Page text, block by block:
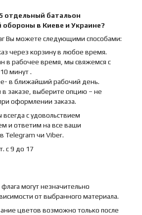
отдельный батальон
обороны в Киеве и Украине?
Вы можете следующими способами:
через корзину в любое время.
в рабочее время, мы свяжемся с
минут .
в ближайший рабочий день.
в заказе, выберите опцию – не
оформлении заказа.
с удовольствием
и ответим на все ваши
Telegram чи Viber.
с 9 до 17
могут незначительно
от выбранного материала.
цветов возможно только после